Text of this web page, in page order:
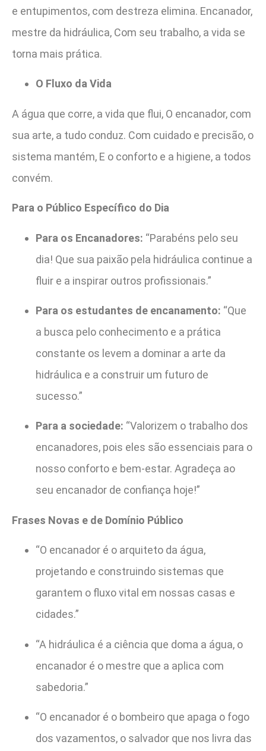
e entupimentos, com destreza elimina. Encanador,
mestre da hidráulica, Com seu trabalho, a vida se
torna mais prática.
O Fluxo da Vida
A água que corre, a vida que flui, O encanador, com
sua arte, a tudo conduz. Com cuidado e precisão, o
sistema mantém, E o conforto e a higiene, a todos
convém.
Para o Público Específico do Dia
Para os Encanadores: “Parabéns pelo seu
dia! Que sua paixão pela hidráulica continue a
fluir e a inspirar outros profissionais.”
Para os estudantes de encanamento: “Que
a busca pelo conhecimento e a prática
constante os levem a dominar a arte da
hidráulica e a construir um futuro de
sucesso.”
Para a sociedade: “Valorizem o trabalho dos
encanadores, pois eles são essenciais para o
nosso conforto e bem-estar. Agradeça ao
seu encanador de confiança hoje!”
Frases Novas e de Domínio Público
“O encanador é o arquiteto da água,
projetando e construindo sistemas que
garantem o fluxo vital em nossas casas e
cidades.”
“A hidráulica é a ciência que doma a água, o
encanador é o mestre que a aplica com
sabedoria.”
“O encanador é o bombeiro que apaga o fogo
dos vazamentos, o salvador que nos livra das